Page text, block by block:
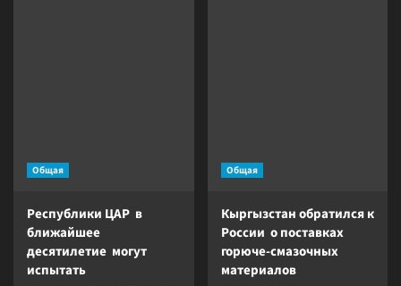
Общая
Республики ЦАР в
ближайшее
десятилетие могут
испытать
Общая
Кыргызстан обратился к
России о поставках
горюче-смазочных
материалов